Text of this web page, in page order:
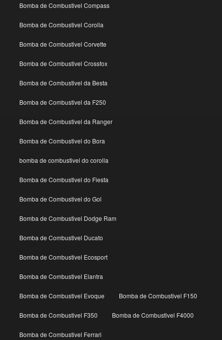
Bomba de Combustivel Compass
Bomba de Combustivel Corolla
Bomba de Combustivel Corvette
Bomba de Combustivel Crossfox
Bomba de Combustivel da Besta
Bomba de Combustivel da F250
Bomba de Combustivel da Ranger
Bomba de Combustivel do Bora
bomba de combustivel do corolla
Bomba de Combustivel do Fiesta
Bomba de Combustivel do Gol
Bomba de Combustivel Dodge Ram
Bomba de Combustivel Ducato
Bomba de Combustivel Ecosport
Bomba de Combustivel Elantra
Bomba de Combustivel Evoque Bomba de Combustivel F150
Bomba de Combustivel F350 Bomba de Combustivel F4000
Bomba de Combustivel Ferrari